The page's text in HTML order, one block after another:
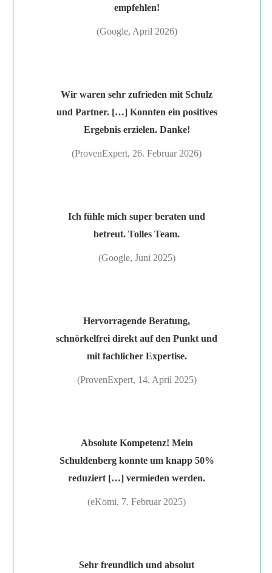
empfehlen!
(Google, April 2026)
Wir waren sehr zufrieden mit Schulz
und Partner. […] Konnten ein positives
Ergebnis erzielen. Danke!
(ProvenExpert, 26. Februar 2026)
Ich fühle mich super beraten und
betreut. Tolles Team.
(Google, Juni 2025)
Hervorragende Beratung,
schnörkelfrei direkt auf den Punkt und
mit fachlicher Expertise.
(ProvenExpert, 14. April 2025)
Absolute Kompetenz! Mein
Schuldenberg konnte um knapp 50%
reduziert […] vermieden werden.
(eKomi, 7. Februar 2025)
Sehr freundlich und absolut